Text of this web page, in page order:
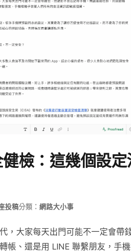
檢：這幾個設
投稿分類： 網路大小事
，大家每天出門可能不一定會帶
帳、還是用 LINE 聯繫朋友，手